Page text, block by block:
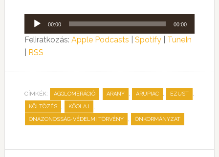
Audió
lejátszó
00:00 00:00
Feliratkozás: Apple Podcasts Spotify| TuneIn
RSS
CÍMKÉK: AGGLOMERÁCIÓ , ARANY , ÁRUPIAC , EZÜST ,
KÖLTÖZÉS , KŐOLAJ ,
ÖNAZONOSSÁG-VÉDELMI TÖRVÉNY , ÖNKORMÁNYZAT